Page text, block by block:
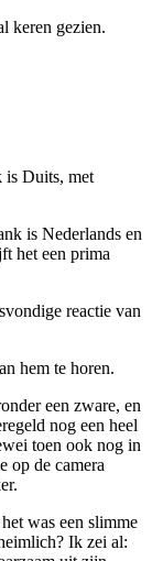
keren gezien.
is Duits, met
is Nederlands en
het een prima
reactie van
hem te horen.
een zware, en
nog een heel
toen ook nog in
op de camera
was een slimme
Ik zei al: